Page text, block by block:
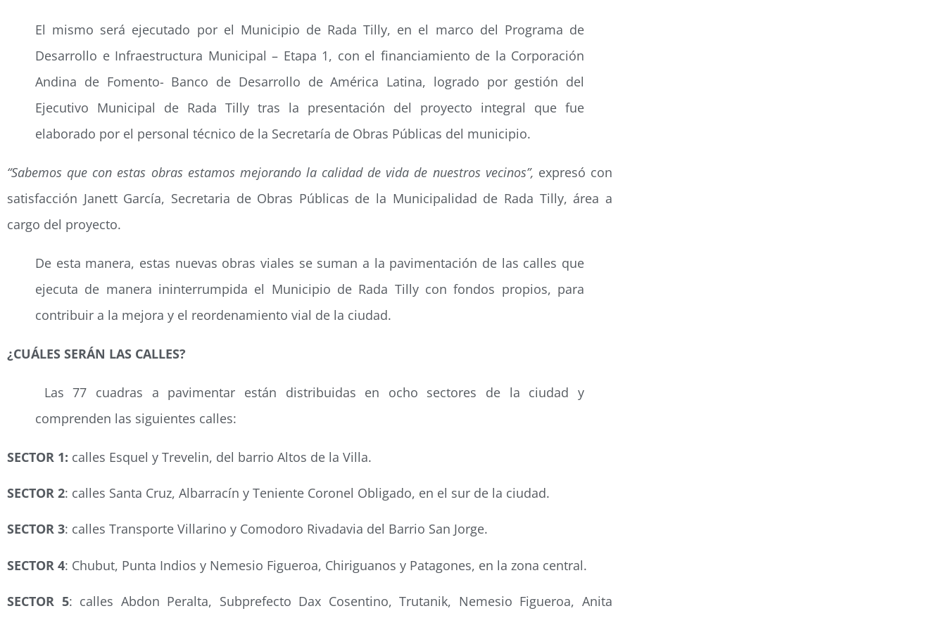
El mismo será ejecutado por el Municipio de Rada Tilly, en el marco del Programa de
Desarrollo e Infraestructura Municipal – Etapa 1, con el financiamiento de la Corporación
Andina de Fomento- Banco de Desarrollo de América Latina, logrado por gestión del
Ejecutivo Municipal de Rada Tilly tras la presentación del proyecto integral que fue
elaborado por el personal técnico de la Secretaría de Obras Públicas del municipio.
“Sabemos que con estas obras estamos mejorando la calidad de vida de nuestros vecinos”, expresó con
satisfacción Janett García, Secretaria de Obras Públicas de la Municipalidad de Rada Tilly, área a
cargo del proyecto.
De esta manera, estas nuevas obras viales se suman a la pavimentación de las calles que
ejecuta de manera ininterrumpida el Municipio de Rada Tilly con fondos propios, para
contribuir a la mejora y el reordenamiento vial de la ciudad.
¿CUÁLES SERÁN LAS CALLES?
Las 77 cuadras a pavimentar están distribuidas en ocho sectores de la ciudad y
comprenden las siguientes calles:
SECTOR 1: calles Esquel y Trevelin, del barrio Altos de la Villa.
SECTOR 2: calles Santa Cruz, Albarracín y Teniente Coronel Obligado, en el sur de la ciudad.
SECTOR 3: calles Transporte Villarino y Comodoro Rivadavia del Barrio San Jorge.
SECTOR 4: Chubut, Punta Indios y Nemesio Figueroa, Chiriguanos y Patagones, en la zona central.
SECTOR 5: calles Abdon Peralta, Subprefecto Dax Cosentino, Trutanik, Nemesio Figueroa, Anita